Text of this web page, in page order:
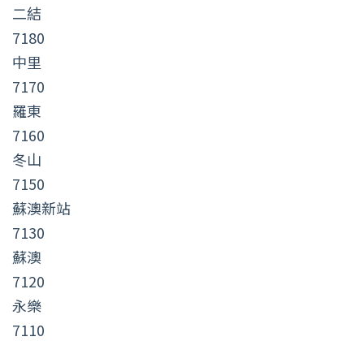
二結
7180
中里
7170
羅東
7160
冬山
7150
蘇澳新站
7130
蘇澳
7120
永樂
7110